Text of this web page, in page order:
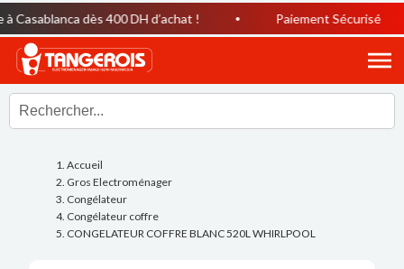
dès 400 DH d’achat ! Paiement Sécurisé
Accueil
Gros Electroménager
Congélateur
Congélateur coffre
CONGELATEUR COFFRE BLANC 520L WHIRLPOOL